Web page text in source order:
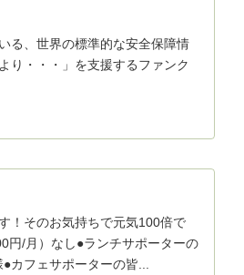
る、世界の標準的な安全保障情
り・・・」を支援するファンク
！そのお気持ちで元気100倍で
円/月）なし●ランチサポーターの
フェサポーターの皆...